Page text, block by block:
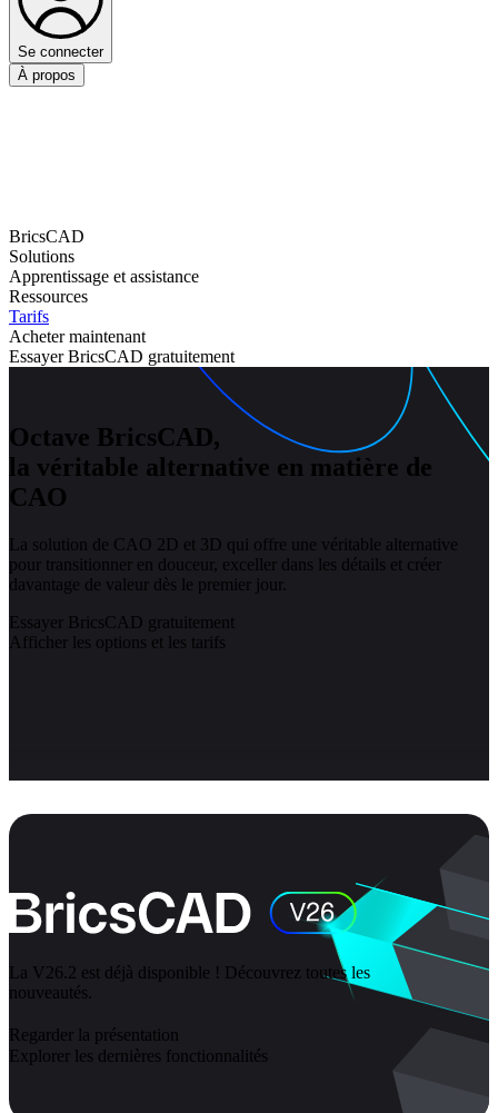
Se connecter
À propos
BricsCAD
Solutions
Apprentissage et assistance
Ressources
Tarifs
Acheter maintenant
Essayer BricsCAD gratuitement
Octave BricsCAD,
la véritable alternative en matière de
CAO
La solution de CAO 2D et 3D qui offre une véritable alternative
pour transitionner en douceur, exceller dans les détails et créer
davantage de valeur dès le premier jour.
Essayer BricsCAD gratuitement
Afficher les options et les tarifs
La V26.2 est déjà disponible ! Découvrez toutes les
nouveautés.
Regarder la présentation
Explorer les dernières fonctionnalités